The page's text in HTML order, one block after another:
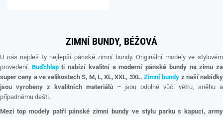
ZIMNÍ BUNDY, BÉŽOVÁ
U nás najdeš ty nejlepší pánské zimní bundy. Originální modely ve stylovém
provedení. Buďchlapti nabízí kvalitní a moderní pánské bundy na zimu za
super ceny a ve velikostech S, M, L, XL, XXL, 3XL. Zimní bundy z naší nabídky
jsou vyrobeny z kvalitních materiálů – jsou odolné vůči větru, sněhu a
případnému dešti.
Mezi top modely patří pánské zimní bundy ve stylu parku s kapucí, army